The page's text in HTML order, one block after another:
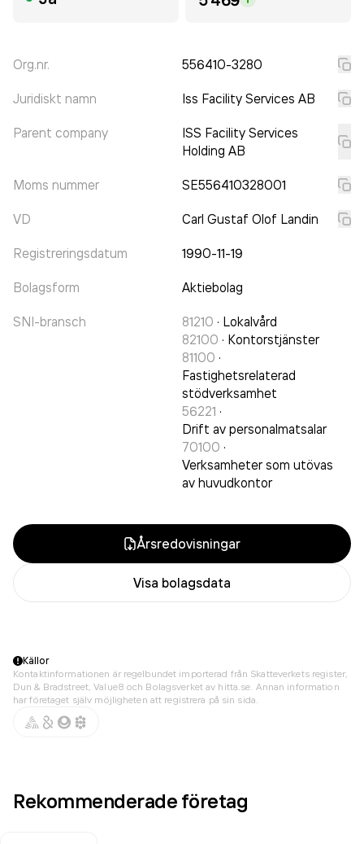
Org.nr. 556410-3280
Juridiskt namn Iss Facility Services AB
Parent company
ISS Facility Services
Holding AB
Moms nummer SE556410328001
VD Carl Gustaf Olof Landin
Registreringsdatum 1990-11-19
Bolagsform Aktiebolag
SNI-bransch 81210 · Lokalvård
82100 · Kontorstjänster
81100 ·
Fastighetsrelaterad
stödverksamhet
56221 ·
Drift av personalmatsalar
70100 ·
Verksamheter som utövas
av huvudkontor
Årsredovisningar
Visa bolagsdata
Källor
Kontaktinformationen är regelbundet importerad från Skatteverkets register,
Dun & Bradstreet, Value8 och Bolagsverket av hitta.se. Annan information
har företaget själv möjligheten att registrera på sin sida.
Rekommenderade företag